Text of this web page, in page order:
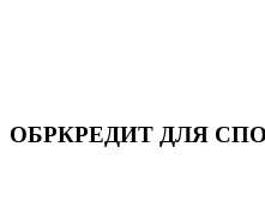
ОБРКРЕДИТ ДЛЯ СПО